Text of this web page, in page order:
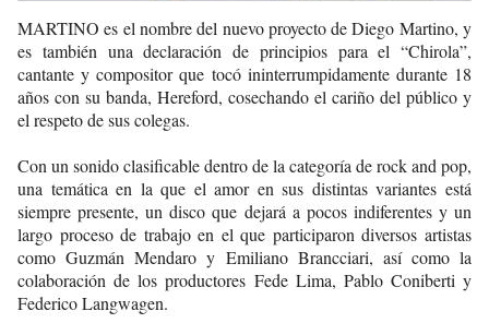
MARTINO es el nombre del nuevo proyecto de Diego Martino, y
es también una declaración de principios para el “Chirola”,
cantante y compositor que tocó ininterrumpidamente durante 18
años con su banda, Hereford, cosechando el cariño del público y
el respeto de sus colegas.
Con un sonido clasificable dentro de la categoría de rock and pop,
una temática en la que el amor en sus distintas variantes está
siempre presente, un disco que dejará a pocos indiferentes y un
largo proceso de trabajo en el que participaron diversos artistas
como Guzmán Mendaro y Emiliano Brancciari, así como la
colaboración de los productores Fede Lima, Pablo Coniberti y
Federico Langwagen.